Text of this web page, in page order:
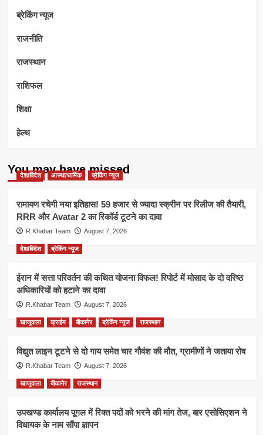
ब्रेकिंग न्यूज
राजनीति
राजस्थान
राशिफल
शिक्षा
हेल्थ
You may have missed
देश/विदेश आस्था/धार्मिक ब्रेकिंग न्यूज
रामायण रचेगी नया इतिहास! 59 हजार से ज्यादा स्क्रीन पर रिलीज की तैयारी,
RRR और Avatar 2 का रिकॉर्ड टूटने का दावा
R.Khabar Team August 7, 2026
देश/विदेश ब्रेकिंग न्यूज
ईरान में सत्ता परिवर्तन की कथित योजना विफल! रिपोर्ट में मोसाद के दो वरिष्ठ
अधिकारियों को हटाने का दावा
R.Khabar Team August 7, 2026
खाजूवाला क्राईम बीकानेर ब्रेकिंग न्यूज राजस्थान
विद्युत लाइन टूटने से दो गाय समेत चार गौवंश की मौत, ग्रामीणों ने जताया रोष
R.Khabar Team August 7, 2026
खाजूवाला बीकानेर राजस्थान
उपखण्ड कार्यालय पूगल में रिक्त पदों को भरने की मांग तेज, बार एसोसिएशन ने
विधायक के नाम सौंपा ज्ञापन